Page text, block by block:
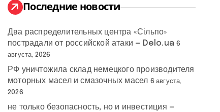
:
Последние новости
Два распределительных центра «Сільпо»
пострадали от российской атаки — Delo.ua 6
августа, 2026
РФ уничтожила склад немецкого производителя
моторных масел и смазочных масел 6 августа,
2026
не только безопасность, но и инвестиция —